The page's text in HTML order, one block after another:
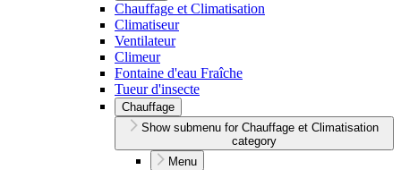
Chauffage et Climatisation
Climatiseur
Ventilateur
Climeur
Fontaine d'eau Fraîche
Tueur d'insecte
Chauffage
Show submenu for Chauffage et Climatisation
category
Menu